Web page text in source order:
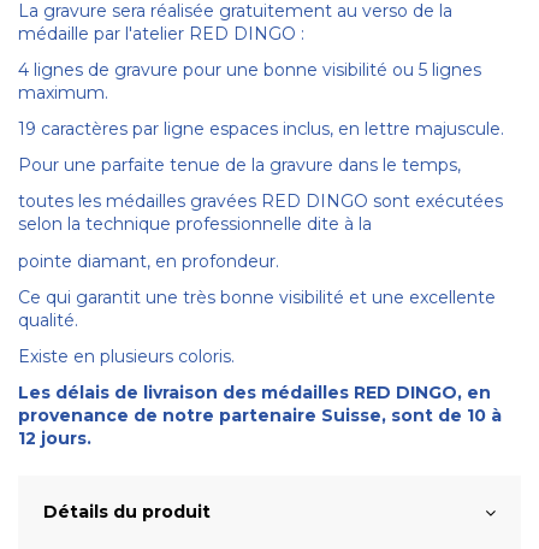
La gravure sera réalisée gratuitement au verso de la
médaille par l'atelier RED DINGO :
4 lignes de gravure pour une bonne visibilité ou 5 lignes
maximum.
19 caractères par ligne espaces inclus, en lettre majuscule.
Pour une parfaite tenue de la gravure dans le temps,
toutes les médailles gravées RED DINGO sont exécutées
selon la technique professionnelle dite à la
pointe diamant, en profondeur.
Ce qui garantit une très bonne visibilité et une excellente
qualité.
Existe en plusieurs coloris.
Les délais de livraison des médailles RED DINGO, en
provenance de notre partenaire Suisse, sont de 10 à
12 jours.
Détails du produit